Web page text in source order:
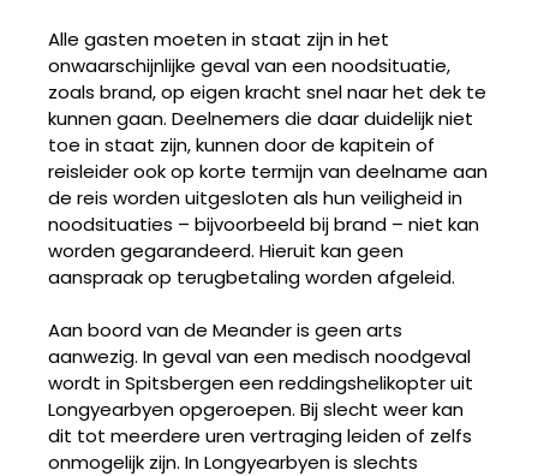
Alle gasten moeten in staat zijn in het
onwaarschijnlijke geval van een noodsituatie,
zoals brand, op eigen kracht snel naar het dek te
kunnen gaan. Deelnemers die daar duidelijk niet
toe in staat zijn, kunnen door de kapitein of
reisleider ook op korte termijn van deelname aan
de reis worden uitgesloten als hun veiligheid in
noodsituaties – bijvoorbeeld bij brand – niet kan
worden gegarandeerd. Hieruit kan geen
aanspraak op terugbetaling worden afgeleid.
Aan boord van de Meander is geen arts
aanwezig. In geval van een medisch noodgeval
wordt in Spitsbergen een reddingshelikopter uit
Longyearbyen opgeroepen. Bij slecht weer kan
dit tot meerdere uren vertraging leiden of zelfs
onmogelijk zijn. In Longyearbyen is slechts